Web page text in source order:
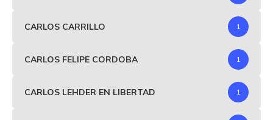
CARLOS CARRILLO 1
CARLOS FELIPE CORDOBA 1
CARLOS LEHDER EN LIBERTAD 1